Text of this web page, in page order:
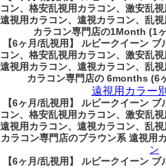
コン、格安乱視用カラコン、激安乱
遠視用カラコン、遠視カラコン、乱
カラコン専門店の1Month (1
【6ヶ月/乱視用】 ルビークイーン
コン、格安乱視用カラコン、激安乱
遠視用カラコン、遠視カラコン、乱
カラコン専門店の 6months (6
遠視用カラー
【6ヶ月/乱視用】 ルビークイーン
コン、格安乱視用カラコン、激安乱
遠視用カラコン、遠視カラコン、乱
カラコン専門店のブラウン系 遠視用
ン
【6ヶ月/乱視用】 ルビークイーン